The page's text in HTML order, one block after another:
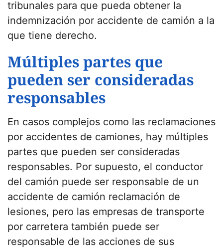
tribunales para que pueda obtener la
indemnización por accidente de camión a la
que tiene derecho.
Múltiples partes que
pueden ser consideradas
responsables
En casos complejos como las reclamaciones
por accidentes de camiones, hay múltiples
partes que pueden ser consideradas
responsables. Por supuesto, el conductor
del camión puede ser responsable de un
accidente de camión reclamación de
lesiones, pero las empresas de transporte
por carretera también puede ser
responsable de las acciones de sus